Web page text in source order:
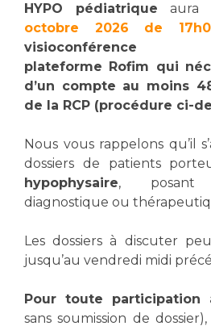
Vivre ensemble à
Culture à l'hôpital
Laïcité et cultes
Livret d'accueil
Salon des familles
Transports sanitaires
Vos droits, vos devoirs
Handicap
Handi 13
Statuts
Stages paramédicaux
Chercheurs
La recherche clinique à l'AP-
Les structures de recherche
HYPO pédiatrique aura
octobre 2026 de
plateforme
Rofim qui
d’un compte au moins
de la RCP (procédure ci-
Nous vous rappelons qu’il
dossiers de patients
hypophysaire, posant
diagnostique ou
Les dossiers à discuter
jusqu’au vendredi midi
Pour toute participation
sans soumission de